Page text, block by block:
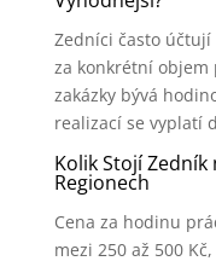
Zedníci často
za konkrétní objem
zakázky bývá
realizací se vyplatí
Kolik Stojí
Regionech
Cena za hodinu
mezi 250 až 500